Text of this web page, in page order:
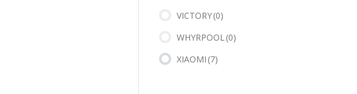
VICTORY(0)
WHYRPOOL(0)
XIAOMI (7)